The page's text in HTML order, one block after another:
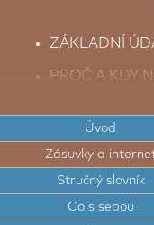
ZÁKLADNÍ
PROČ A KDY
TOP
CESTOVNÍ
ELEKTRICKÉ
Úvod
Zásuvky a
Stručný slovník
Co s sebou